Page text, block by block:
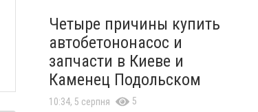
Четыре причины купить
автобетононасос и
запчасти в Киеве и
Каменец Подольском
10:34, 5 серпня 5